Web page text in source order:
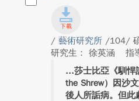
/ 藝術研究所 /104/
研究生： 徐英涵
指
莎士比亞《馴悍
the Shrew）因沙
後人所詬病。但此